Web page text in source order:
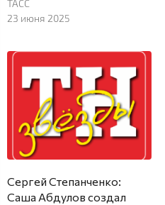
ТАСС
23 июня 2025
Сергей Степанченко:
Cаша Абдулов создал